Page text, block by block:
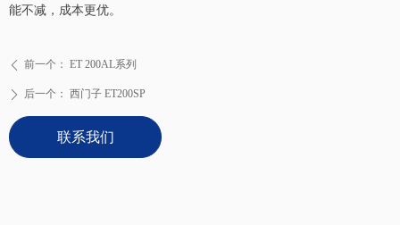
能不减，成本更优。
联系我们
ꄴ 前一个： ET 200AL系列
ꄲ 后一个： 西门子 ET200SP